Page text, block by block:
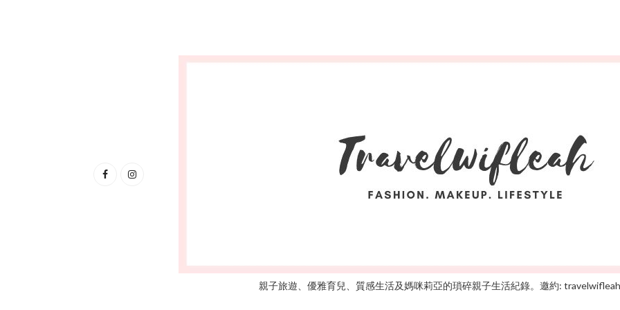
親子旅遊、優雅育兒、質感生活及媽咪莉亞的瑣碎親子生活紀錄。邀約: